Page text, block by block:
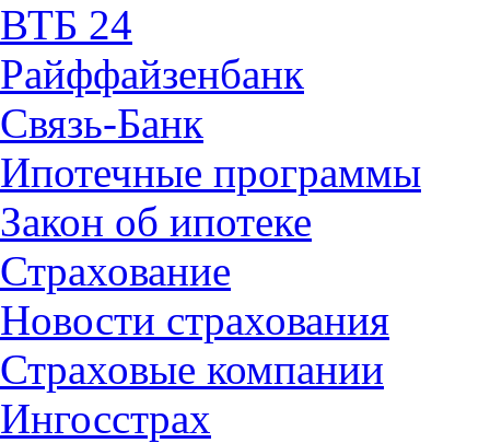
ВТБ 24
Райффайзенбанк
Связь-Банк
Ипотечные программы
Закон об ипотеке
Страхование
Новости страхования
Страховые компании
Ингосстрах